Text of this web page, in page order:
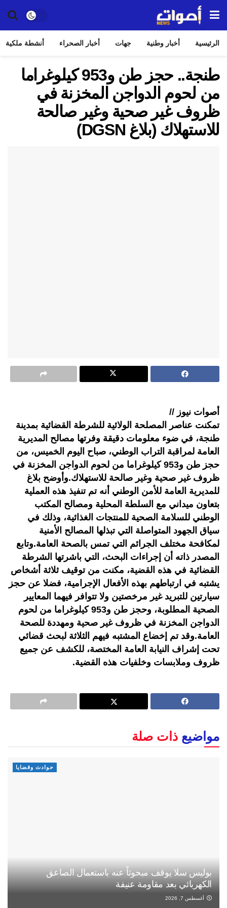
الرئيسية أخبار وطنية جهات أخبار الصحراء أنشطة ملكية
طنجة.. حجز طن و953 كيلوغراما
من لحوم الدواجن المخزنة في
ظروف غير صحية وغير صالحة
للاستهلاك (بلاغ DGSN)
أصوات نيوز //
تمكنت عناصر المصلحة الولائية للشرطة القضائية بمدينة
طنجة، في ضوء معلومات دقيقة وفرتها مصالح المديرية
العامة لمراقبة التراب الوطني، صباح اليوم الخميس، من
حجز طن و953 كيلوغراما من لحوم الدواجن المخزنة في
ظروف غير صحية وغير صالحة للاستهلاك.وأوضح بلاغ
للمديرية العامة للأمن الوطني أنه تم تنفيذ هذه العملية
بتعاون ميداني مع السلطة المحلية ومصالح المكتب
الوطني للسلامة الصحية للمنتجات الغذائية، وذلك في
سياق الجهود المتواصلة التي تبذلها المصالح الأمنية
لمكافحة مختلف الجرائم التي تمس بالصحة العامة.وتابع
المصدر ذاته أن إجراءات البحث، التي باشرتها الشرطة
القضائية في هذه القضية، مكنت من توقيف ثلاثة أشخاص
يشتبه في ارتباطهم بهذه الأفعال الإجرامية، فضلا عن حجز
سيارتين للتبريد غير مرخصتين ولا تتوافر فيهما المعايير
الصحية المطلوبة، وحجز طن و953 كيلوغراما من لحوم
الدواجن المخزنة في ظروف غير صحية ومهددة للصحة
العامة.وقد تم إخضاع المشتبه فيهم الثلاثة لبحث قضائي
تحت إشراف النيابة العامة المختصة، للكشف عن جميع
ظروف وملابسات وخلفيات هذه القضية.
مواضيع ذات صلة
حوادث وقضايا
بوليس سلا يوقف مبحوثاً عنه باستعمال الصاعق
الكهربائي بعد مقاومة عنيفة
أغسطس 7, 2026